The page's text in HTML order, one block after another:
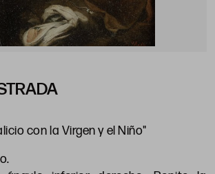
con la Virgen y el Niño"